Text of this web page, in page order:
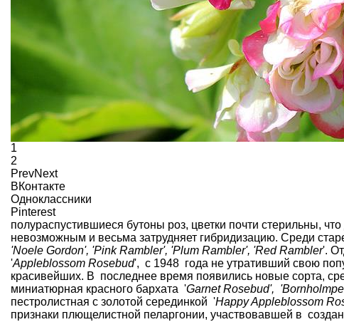
1
2
PrevNext
ВКонтакте
Одноклассники
Pinterest
полураспустившиеся бутоны роз, цветки почти стерильны,
невозможным и весьма затрудняет гибридизацию. Среди
'Noele Gordon', 'Pink Rambler', 'Plum Rambler', 'Red Rambler'.
'Appleblossom Rosebud', с 1948 года не утративший свою
красивейших. В последнее время появились новые сорта,
миниатюрная красного бархата 'Garnet Rosebud',
пестролистная с золотой серединкой 'Happy Appleblossom
признаки плющелистной пеларгонии, участвовавшей в